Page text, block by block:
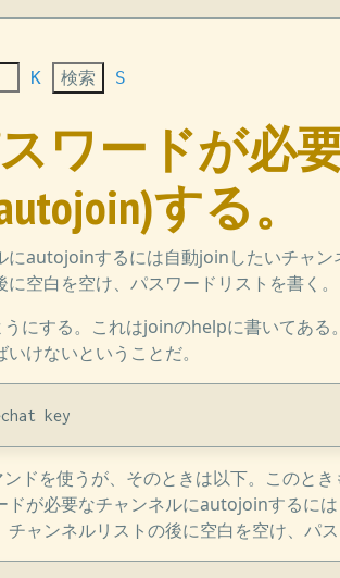
K S
スワードが必
する。
にautojoinするには自動joinしたいチャン
空白を空け、パスワードリストを書く。
にする。これはjoinのhelpに書いてある
けないということだ。
ドを使うが、そのときは以下。このと
ドが必要なチャンネルにautojoinするに
ャンネルリストの後に空白を空け、パス